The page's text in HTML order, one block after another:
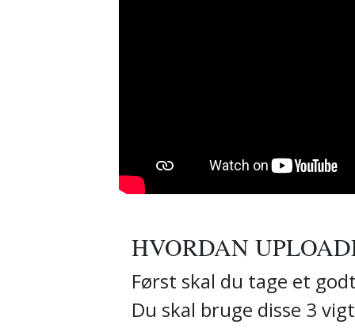
HVORDAN
Først skal du tage et
Du skal bruge disse 3